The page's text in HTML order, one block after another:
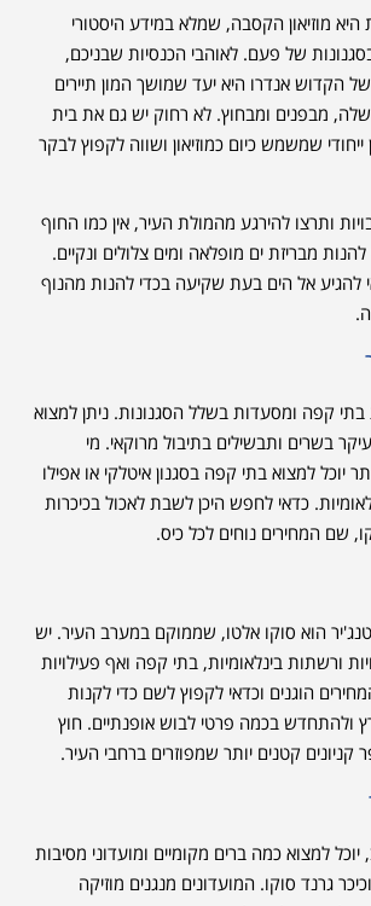
מוזיאון הקסבה, שמלא במידע היסטורי
של פעם. לאוהבי הכנסיות שבניכם,
הקדוש אנדרו היא יעד שמושך המון תיירים
שלה, מבפנים ומבחוץ. לא רחוק יש גם את בית
ייחודי שמשמש כיום כמוזיאון ושווה לקפוץ לבקר
ותרצו להירגע מהמולת העיר, אין כמו החוף
מבריזת ים מופלאה ומים צלולים ונקיים.
להגיע אל הים בעת שקיעה בכדי להנות מהנוף
בתי קפה ומסעדות בשלל הסגנונות. ניתן למצוא
בשרים ותבשילים בתיבול מרוקאי. מי
יוכל למצוא בתי קפה בסגנון איטלקי או אפילו
כדאי לחפש היכן לשבת לאכול בכיכרות
שם המחירים נוחים לכל כיס.
הוא סוקו אלטו, שממוקם במערב העיר. יש
ורשתות בינלאומיות, בתי קפה ואף פעילויות
הוגנים וכדאי לקפוץ לשם כדי לקנות
ולהתחדש בכמה פרטי לבוש אופנתיים. חוץ
קניונים קטנים יותר שמפוזרים ברחבי העיר.
למצוא כמה ברים מקומיים ומועדוני מסיבות
גרנד סוקו. המועדונים מנגנים מוזיקה